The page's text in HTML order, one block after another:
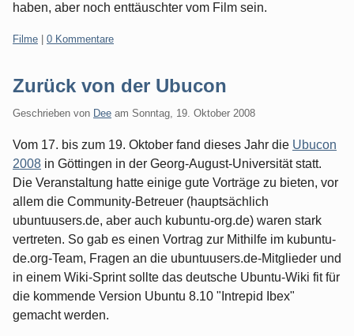
haben, aber noch enttäuschter vom Film sein.
Kategorien:
Filme 0 Kommentare
Zurück von der Ubucon
Geschrieben von Dee am Sonntag, 19. Oktober 2008
Vom 17. bis zum 19. Oktober fand dieses Jahr die Ubucon
2008 in Göttingen in der Georg-August-Universität statt.
Die Veranstaltung hatte einige gute Vorträge zu bieten, vor
allem die Community-Betreuer (hauptsächlich
ubuntuusers.de, aber auch kubuntu-org.de) waren stark
vertreten. So gab es einen Vortrag zur Mithilfe im kubuntu-
de.org-Team, Fragen an die ubuntuusers.de-Mitglieder und
in einem Wiki-Sprint sollte das deutsche Ubuntu-Wiki fit für
die kommende Version Ubuntu 8.10 "Intrepid Ibex"
gemacht werden.